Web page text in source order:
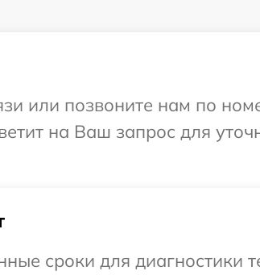
или позвоните нам по
на Ваш запрос для
сроки для диагностики